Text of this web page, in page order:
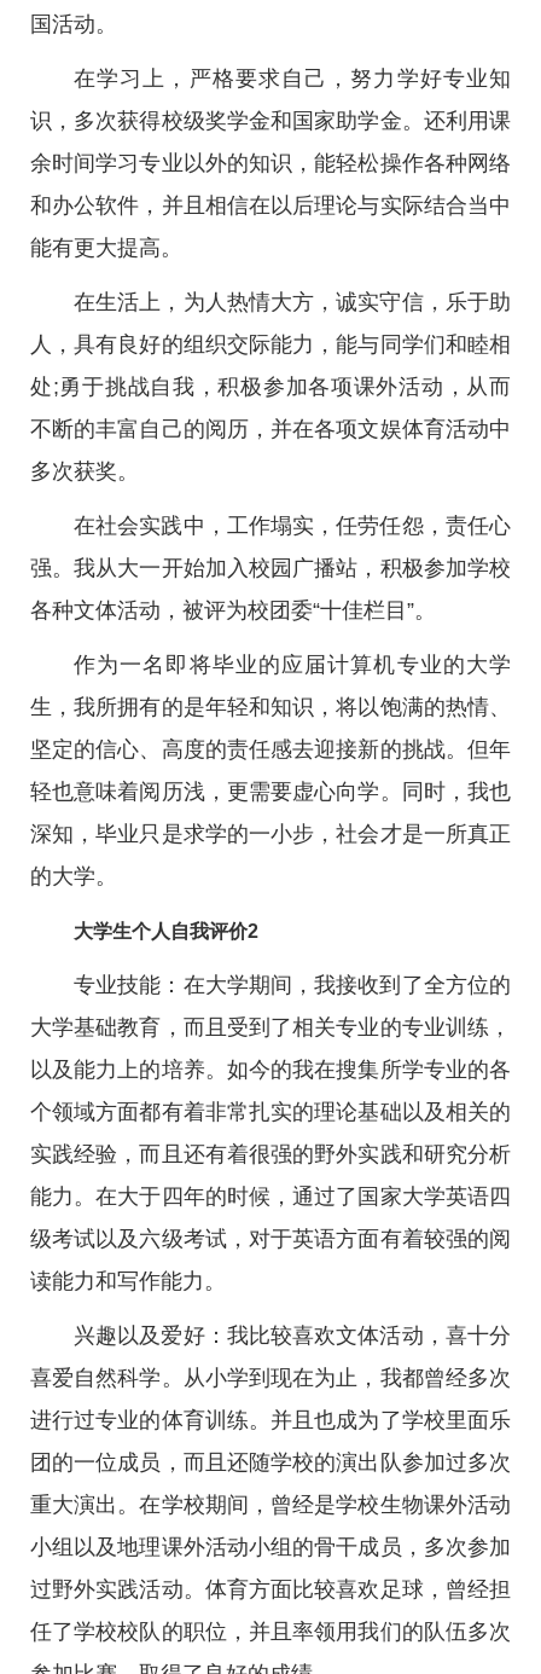
国活动。
在学习上，严格要求自己，努力学好专业知
识，多次获得校级奖学金和国家助学金。还利用课
余时间学习专业以外的知识，能轻松操作各种网络
和办公软件，并且相信在以后理论与实际结合当中
能有更大提高。
在生活上，为人热情大方，诚实守信，乐于助
人，具有良好的组织交际能力，能与同学们和睦相
处;勇于挑战自我，积极参加各项课外活动，从而
不断的丰富自己的阅历，并在各项文娱体育活动中
多次获奖。
在社会实践中，工作塌实，任劳任怨，责任心
强。我从大一开始加入校园广播站，积极参加学校
各种文体活动，被评为校团委“十佳栏目”。
作为一名即将毕业的应届计算机专业的大学
生，我所拥有的是年轻和知识，将以饱满的热情、
坚定的信心、高度的责任感去迎接新的挑战。但年
轻也意味着阅历浅，更需要虚心向学。同时，我也
深知，毕业只是求学的一小步，社会才是一所真正
的大学。
大学生个人自我评价2
专业技能：在大学期间，我接收到了全方位的
大学基础教育，而且受到了相关专业的专业训练，
以及能力上的培养。如今的我在搜集所学专业的各
个领域方面都有着非常扎实的理论基础以及相关的
实践经验，而且还有着很强的野外实践和研究分析
能力。在大于四年的时候，通过了国家大学英语四
级考试以及六级考试，对于英语方面有着较强的阅
读能力和写作能力。
兴趣以及爱好：我比较喜欢文体活动，喜十分
喜爱自然科学。从小学到现在为止，我都曾经多次
进行过专业的体育训练。并且也成为了学校里面乐
团的一位成员，而且还随学校的演出队参加过多次
重大演出。在学校期间，曾经是学校生物课外活动
小组以及地理课外活动小组的骨干成员，多次参加
过野外实践活动。体育方面比较喜欢足球，曾经担
任了学校校队的职位，并且率领用我们的队伍多次